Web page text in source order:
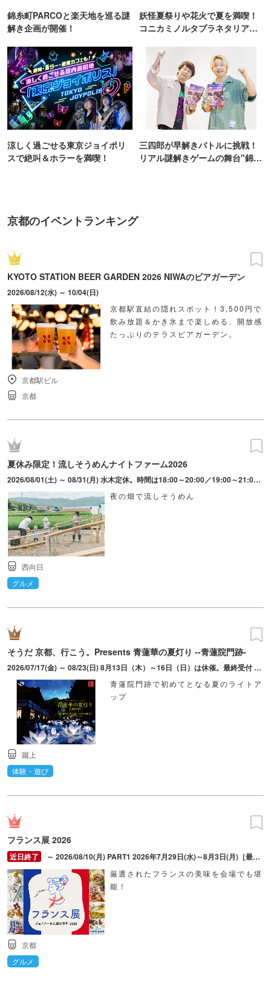
錦糸町PARCOと楽天地を巡る謎
解き企画が開催！
妖怪夏祭りや花火で夏を満喫！
コニカミノルタプラネタリア
涼しく過ごせる東京ジョイポリ
スで絶叫＆ホラーを満喫！
三四郎が早解きバトルに挑戦！
リアル謎解きゲームの舞台"錦糸
京都のイベントランキング
KYOTO STATION BEER GARDEN 2026 NIWAのビアガーデン
2026/08/12(水) ～ 10/04(日)
京都駅直結の隠れスポット！3,500円で
飲み放題＆かき氷まで楽しめる、開放感
たっぷりのテラスビアガーデン。
京都駅ビル
京都
夏休み限定！流しそうめんナイトファーム2026
2026/08/01(土) ～ 08/31(月) 水木定休。時間は18:00～20:00／19:00～21:00の2部制。
夜の畑で流しそうめん
西向日
グルメ
そうだ 京都、行こう。Presents 青蓮華の夏灯り --青蓮院門跡-
2026/07/17(金) ～ 08/23(日) 8月13日（木）～16日（日）は休催。最終受付 21:00。
青蓮院門跡で初めてとなる夏のライトア
ップ
蹴上
体験・遊び
フランス展 2026
～ 2026/08/10(月) PART1 2026年7月29日(水)～8月3日(月)［最終日午後6時終了］PART2 2026年8月5日(水)～8月10日(月)［最終日午後6時終了］※8月4日(火)は会場準備のため終日閉場
厳選されたフランスの美味を会場でも堪
能！
京都
グルメ